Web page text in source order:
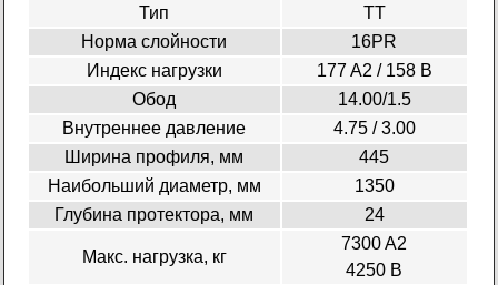
Тип
TT
Норма слойности
16PR
Индекс нагрузки
177 A2 / 158 B
Обод
14.00/1.5
Внутреннее давление
4.75 / 3.00
Ширина профиля, мм
445
Наибольший диаметр, мм
1350
Глубина протектора, мм
24
Макс. нагрузка, кг
7300 A2
4250 B